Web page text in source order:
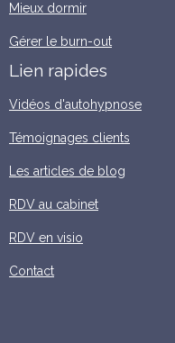
Mieux dormir
Gérer le burn-out
Lien rapides
Vidéos d'autohypnose
Témoignages clients
Les articles de blog
RDV au cabinet
RDV en visio
Contact